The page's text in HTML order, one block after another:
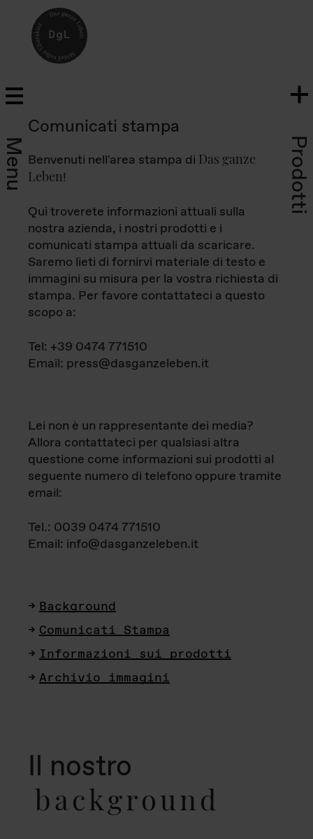
Menu Prodotti
Comunicati stampa
Benvenuti nell'area stampa di Das ganze
Leben!
Qui troverete informazioni attuali sulla
nostra azienda, i nostri prodotti e i
comunicati stampa attuali da scaricare.
Saremo lieti di fornirvi materiale di testo e
immagini su misura per la vostra richiesta di
stampa. Per favore contattateci a questo
scopo a:
Tel: +39 0474 771510
Email: press@dasganzeleben.it
Lei non è un rappresentante dei media?
Allora contattateci per qualsiasi altra
questione come informazioni sui prodotti al
seguente numero di telefono oppure tramite
email:
Tel.: 0039 0474 771510
Email: info@dasganzeleben.it
Background
Comunicati Stampa
Informazioni sui prodotti
Archivio immagini
Il nostro
background